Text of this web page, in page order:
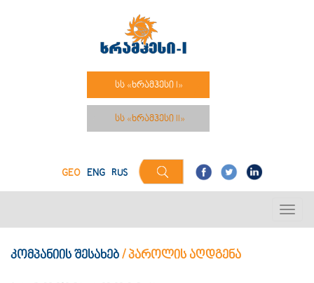
სს «ხრამჰესი I»
სს «ხრამჰესი II»
GEO ENG RUS
კომპანიის შესახებ /პაროლის აღდგენა